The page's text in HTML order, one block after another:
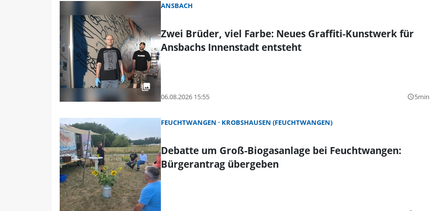
ANSBACH
Zwei Brüder, viel Farbe: Neues Graffiti-Kunstwerk für
Ansbachs Innenstadt entsteht
06.08.2026 15:55 query_builder5min
FEUCHTWANGEN KROBSHAUSEN (FEUCHTWANGEN)
Debatte um Groß-Biogasanlage bei Feuchtwangen:
Bürgerantrag übergeben